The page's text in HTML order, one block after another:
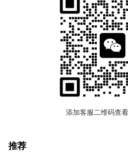
添加客服二维码查
推荐